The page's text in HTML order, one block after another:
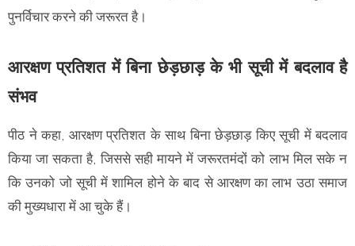
पुनर्विचार करने की जरूरत है।
आरक्षण प्रतिशत में बिना छेड़छाड़ के भी सूची में बदलाव है
संभव
पीठ ने कहा, आरक्षण प्रतिशत के साथ बिना छेड़छाड़ किए सूची में बदलाव
किया जा सकता है, जिससे सही मायने में जरूरतमंदों को लाभ मिल सके न
कि उनको जो सूची में शामिल होने के बाद से आरक्षण का लाभ उठा समाज
की मुख्यधारा में आ चुके हैं।